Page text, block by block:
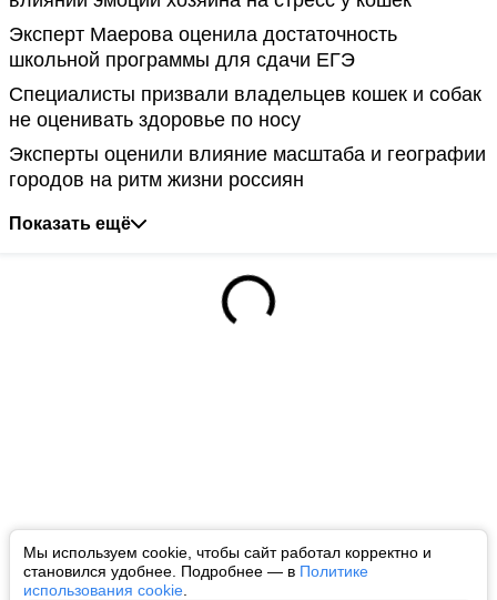
Мы используем cookie, чтобы сайт работал корректно и
становился удобнее. Подробнее — в Политике
использования cookie
Эксперт Маерова оценила достаточность
школьной программы для сдачи ЕГЭ
Специалисты призвали владельцев кошек и собак
не оценивать здоровье по носу
Эксперты оценили влияние масштаба и географии
городов на ритм жизни россиян
Показать ещё